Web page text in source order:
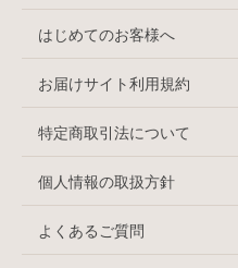
はじめてのお客様へ
お届けサイト利用規約
特定商取引法について
個人情報の取扱方針
よくあるご質問